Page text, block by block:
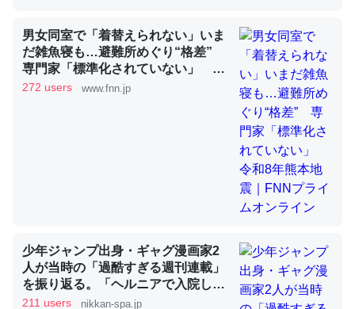
コオロギのカルシウム分はエビの600分の1程度。
─ニュース :: 【研究発表】昆虫学の大問題＝「昆虫はなぜ海にいな
いのか」に関する新仮説
論文では「淡水はカルシウムも酸素も不足してて両方に不
利だから両方が拮抗してるのでは」とあって面白い。海に
いる鋏角類（カブトガニ・ウミグモ）はカルシウムを使わ
─ニュース :: 【研究発表】昆虫学の大問題＝「昆虫はなぜ海にいな
いのか」に関する新仮説
男女同室で「着替えられない」いま
だ雑魚寝も…避難所めぐり“格差”
専門家「標準化されていない」 令
和8年熊本地震｜FNNプライムオン
272 users www.fnn.jp
少年ジャンプ出身・ギャグ漫画家2
人が当時の「過酷すぎる週刊連載」
を振り返る。「ヘルニアで入院して
も原稿は落とさない」ストイックな
211 users nikkan-spa.jp